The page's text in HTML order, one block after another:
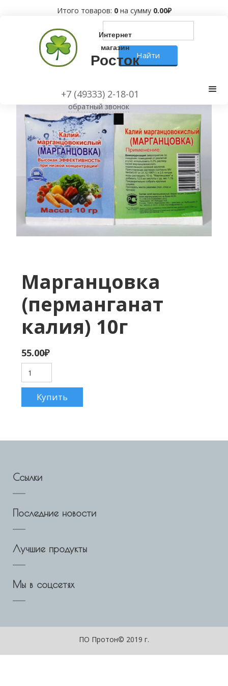
Итого товаров: 0 на сумму 0.00₽
Интернет
магазин
Росток
+7 (49333) 2-18-01
обратный звонок
Марганцовка
(перманганат
калия) 10г
55.00₽
Ссылки
Последние новости
Лучшие продукты
Мы в соцсетях
ПО Протон© 2019 г.